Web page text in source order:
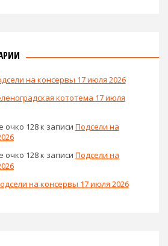
на консервы 17 июля 2026
кототема 17 июля
очко 128к записи Подсели на
очко 128к записи Подсели на
на консервы 17 июля 2026